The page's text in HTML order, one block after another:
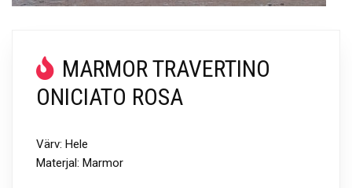
MARMOR TRAVERTINO
ONICIATO ROSA
Värv: Hele
Materjal: Marmor